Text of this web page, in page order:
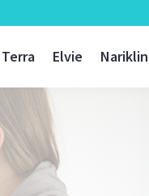
Terra Elvie Nariklin